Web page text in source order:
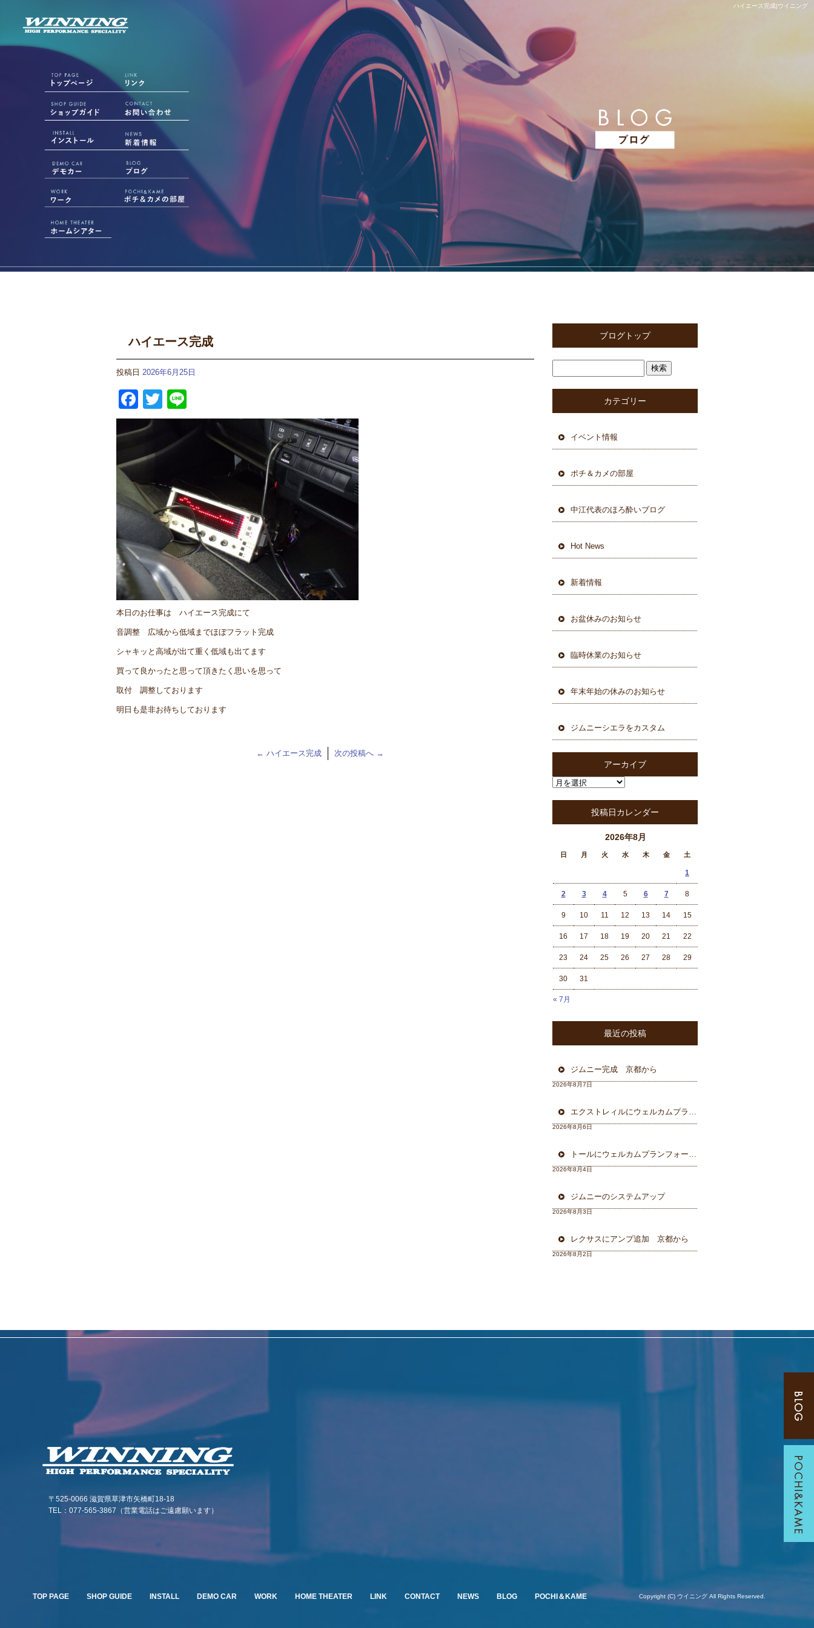
ハイエース完成|ウイニング
ハイエース完成
投稿日 2026年6月25日
Facebook
Twitter
本日のお仕事は ハイエース完成にて
音調整 広域から低域までほぼフラット完成
シャキッと高域が出て重く低域も出てます
買って良かったと思って頂きたく思いを思って
取付 調整しております
明日も是非お待ちしております
← ハイエース完成 次の投稿へ →
ブログトップ
カテゴリー
イベント情報
ポチ＆カメの部屋
中江代表のほろ酔いブログ
Hot News
新着情報
お盆休みのお知らせ
臨時休業のお知らせ
年末年始の休みのお知らせ
ジムニーシエラをカスタム
アーカイブ
投稿日カレンダー
2026年8月
日 月 火 水 木 金 土
« 7月
1
2 3 4 5 6 7 8
9 10 11 12 13 14 15
16 17 18 19 20 21 22
23 24 25 26 27 28 29
30 31
最近の投稿
ジムニー完成 京都から
2026年8月7日
エクストレィルにウェルカムプラン フォーカル三重県から
2026年8月6日
トールにウェルカムプランフォーカルスピーカー＆ウーハー
2026年8月4日
ジムニーのシステムアップ
2026年8月3日
レクサスにアンプ追加 京都から
2026年8月2日
TOP PAGE SHOP GUIDE INSTALL DEMO CAR WORK HOME THEATER LINK CONTACT NEWS BLOG POCHI＆KAME
〒525-0066 滋賀県草津市矢橋町18-18
TEL：077-565-3867（営業電話はご遠慮願います）
Copyright (C) ウイニング All Rights Reserved.